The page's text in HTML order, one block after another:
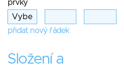
prvky
přidat nový řádek
Složení a